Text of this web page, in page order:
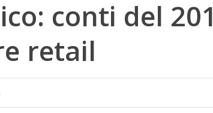
conti del
retail